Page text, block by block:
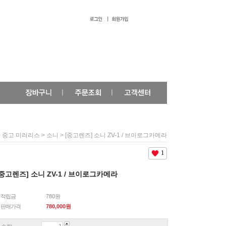
중고 미러리스 > 소니 > [중고렌즈] 소니 ZV-1 / 브이로그카메라
1
고렌즈] 소니 ZV-1 / 브이로그카메라
적립금
780원
판매가격
780,000원